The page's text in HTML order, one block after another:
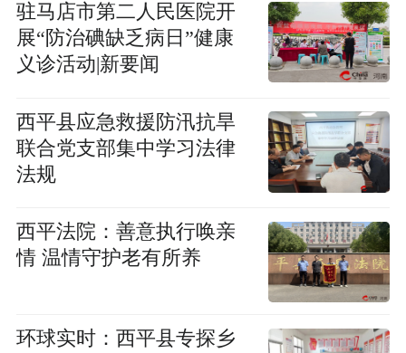
驻马店市第二人民医院开
展“防治碘缺乏病日”健康
义诊活动|新要闻
​西平县应急救援防汛抗旱
联合党支部集中学习法律
法规
​西平法院：善意执行唤亲
情 温情守护老有所养
环球实时：​西平县专探乡